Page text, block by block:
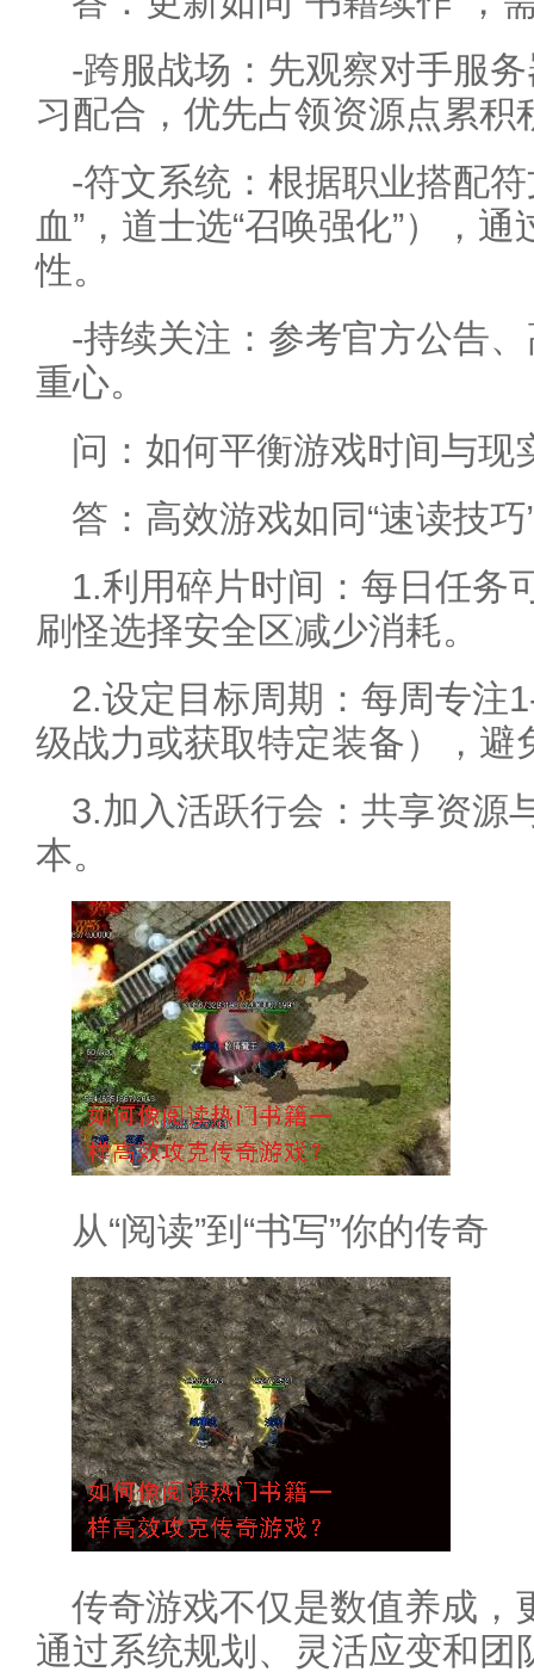
-跨服战场：先观察对手服
习配合，优先占领资源点累积
-符文系统：根据职业搭配
血”，道士选“召唤强化”），
性。
-持续关注：参考官方公告
重心。
问：如何平衡游戏时间与现
答：高效游戏如同“速读技
1.利用碎片时间：每日任务
刷怪选择安全区减少消耗。
2.设定目标周期：每周专注
级战力或获取特定装备），避
3.加入活跃行会：共享资源
本。
从“阅读”到“书写”你的传奇
传奇游戏不仅是数值养成，
通过系统规划、灵活应变和团